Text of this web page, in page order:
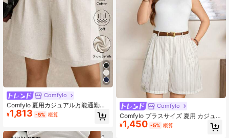
Comfylo
Comfylo 夏用カジュアル万能通勤プ
ラスサイズショーツ
¥1,813 -5% 概算
Comfylo
Comfylo プラスサイズ 夏用 カジュア
ル ストライプ ショートパンツ
¥1,450 -5% 概算